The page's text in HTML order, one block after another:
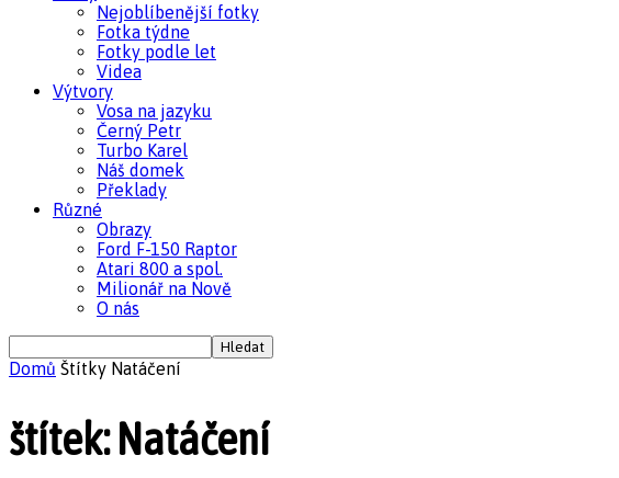
Nejoblíbenější fotky
Fotka týdne
Fotky podle let
Videa
Výtvory
Vosa na jazyku
Černý Petr
Turbo Karel
Náš domek
Překlady
Různé
Obrazy
Ford F-150 Raptor
Atari 800 a spol.
Milionář na Nově
O nás
Domů Štítky Natáčení
štítek: Natáčení